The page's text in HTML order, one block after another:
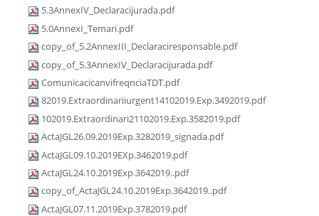
5.3AnnexIV_Declaracijurada.pdf
5.0AnnexI_Temari.pdf
copy_of_5.2AnnexIII_Declaraciresponsable.pdf
copy_of_5.3AnnexIV_Declaracijurada.pdf
ComunicacicanvifreqnciaTDT.pdf
82019.Extraordinariiurgent14102019.Exp.3492019.pdf
102019.Extraordinari21102019.Exp.3582019.pdf
ActaJGL26.09.2019Exp.3282019_signada.pdf
ActaJGL09.10.2019EXp.3462019.pdf
ActaJGL24.10.2019Exp.3642019..pdf
copy_of_ActaJGL24.10.2019Exp.3642019..pdf
ActaJGL07.11.2019Exp.3782019.pdf